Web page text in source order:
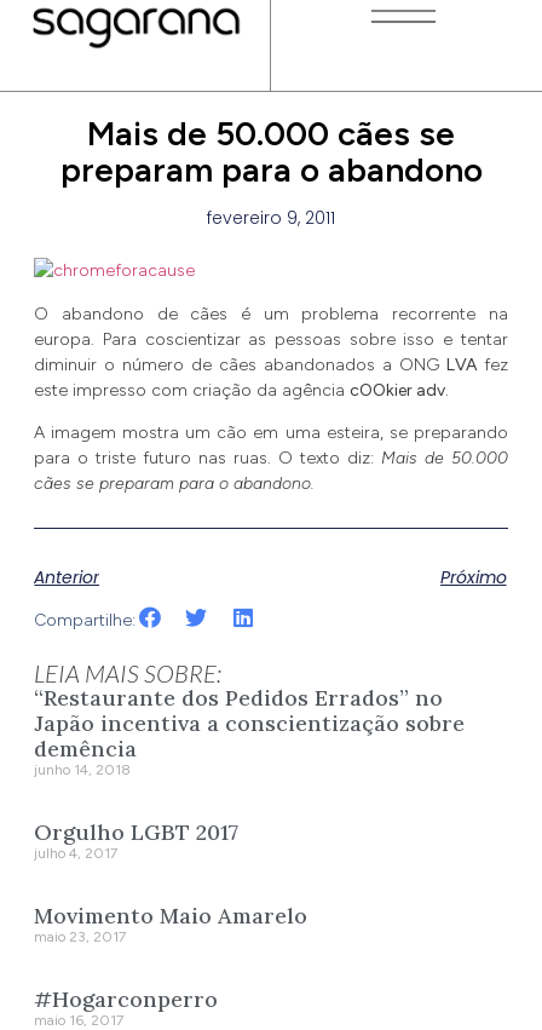
Mais de 50.000 cães se
preparam para o abandono
fevereiro 9, 2011
O abandono de cães é um problema recorrente na
europa. Para coscientizar as pessoas sobre isso e tentar
diminuir o número de cães abandonados a ONG LVAfez
este impresso com criação da agênciacOOkier adv.
A imagem mostra um cão em uma esteira, se preparando
para o triste futuro nas ruas. O texto diz: Mais de 50.000
cães se preparam para o abandono.
Anterior Próximo
Compartilhe:
LEIA MAIS SOBRE:
“Restaurante dos Pedidos Errados” no
Japão incentiva a conscientização sobre
demência
junho 14, 2018
Orgulho LGBT 2017
julho 4, 2017
Movimento Maio Amarelo
maio 23, 2017
#Hogarconperro
maio 16, 2017